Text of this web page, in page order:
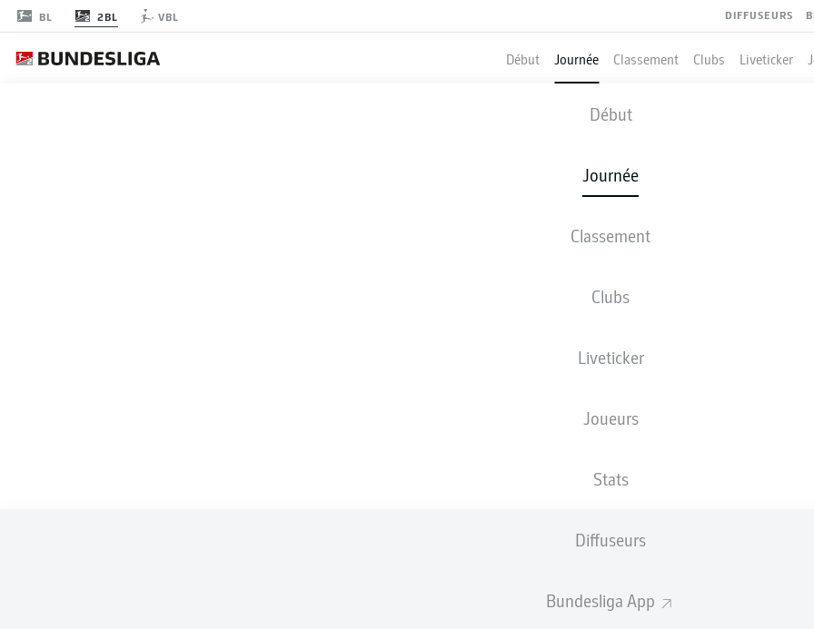
BL 2BL VBL DIFFUSEURS
Début Journée Classement Clubs Liveticker
Début
Journée
Classement
Clubs
Liveticker
Joueurs
Stats
Diffuseurs
Bundesliga App
GREUTHER FÜRTH - HANNOVER
COMPOSITIONS STATISTIQUES
ven., 09.04.2027 - dim., 11.04.2027
Publicité